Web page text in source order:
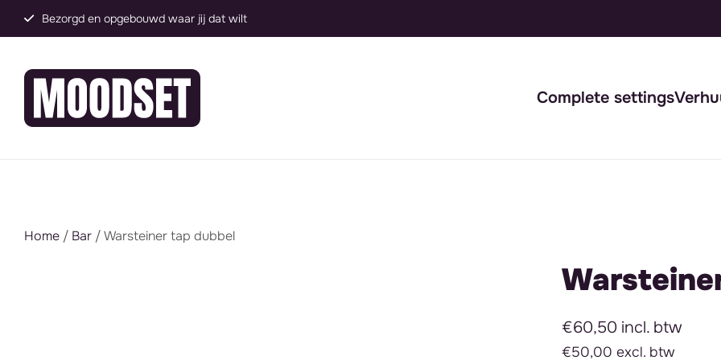
Groot assortiment, direct inzetbaar
Complete settings
Home / Bar / Warsteiner tap dubbel
€60,50 incl. btw
€50,00 excl. btw